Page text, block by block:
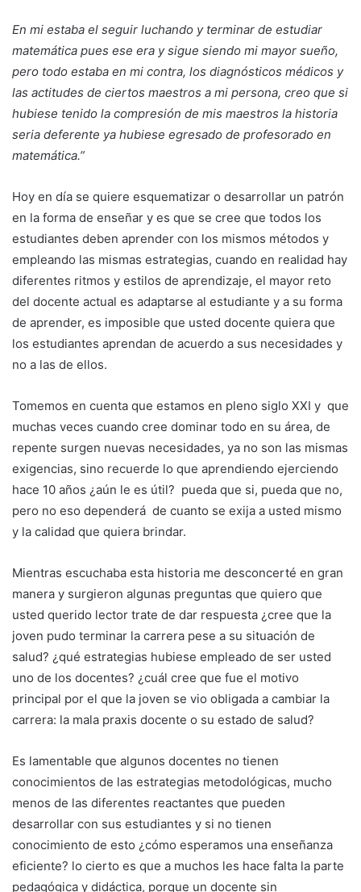
En mi estaba el seguir luchando y terminar de estudiar
matemática pues ese era y sigue siendo mi mayor sueño,
pero todo estaba en mi contra, los diagnósticos médicos y
las actitudes de ciertos maestros a mi persona, creo que si
hubiese tenido la compresión de mis maestros la historia
seria deferente ya hubiese egresado de profesorado en
matemática.”
Hoy en día se quiere esquematizar o desarrollar un patrón
en la forma de enseñar y es que se cree que todos los
estudiantes deben aprender con los mismos métodos y
empleando las mismas estrategias, cuando en realidad hay
diferentes ritmos y estilos de aprendizaje, el mayor reto
del docente actual es adaptarse al estudiante y a su forma
de aprender, es imposible que usted docente quiera que
los estudiantes aprendan de acuerdo a sus necesidades y
no a las de ellos.
Tomemos en cuenta que estamos en pleno siglo XXI y que
muchas veces cuando cree dominar todo en su área, de
repente surgen nuevas necesidades, ya no son las mismas
exigencias, sino recuerde lo que aprendiendo ejerciendo
hace 10 años ¿aún le es útil? pueda que si, pueda que no,
pero no eso dependerá de cuanto se exija a usted mismo
y la calidad que quiera brindar.
Mientras escuchaba esta historia me desconcerté en gran
manera y surgieron algunas preguntas que quiero que
usted querido lector trate de dar respuesta ¿cree que la
joven pudo terminar la carrera pese a su situación de
salud? ¿qué estrategias hubiese empleado de ser usted
uno de los docentes? ¿cuál cree que fue el motivo
principal por el que la joven se vio obligada a cambiar la
carrera: la mala praxis docente o su estado de salud?
Es lamentable que algunos docentes no tienen
conocimientos de las estrategias metodológicas, mucho
menos de las diferentes reactantes que pueden
desarrollar con sus estudiantes y si no tienen
conocimiento de esto ¿cómo esperamos una enseñanza
eficiente? lo cierto es que a muchos les hace falta la parte
pedagógica y didáctica, porque un docente sin